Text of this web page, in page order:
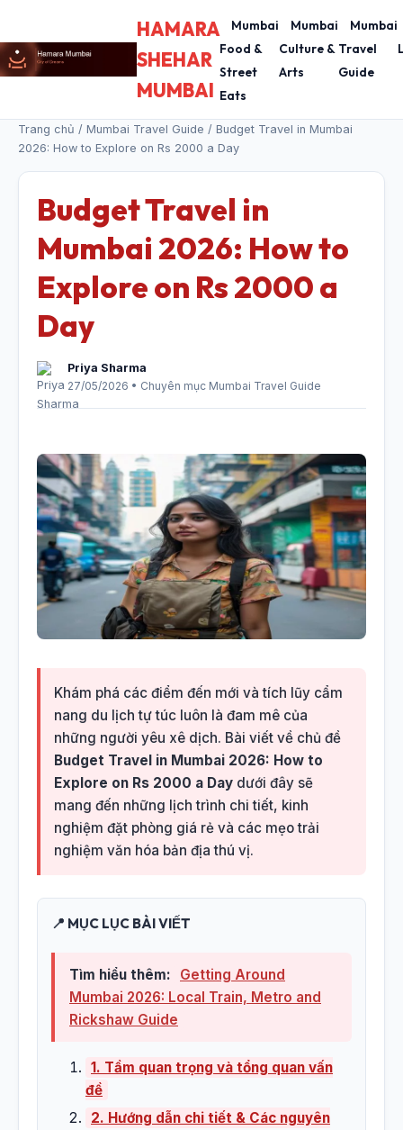
HAMARA
SHEHAR
MUMBAI
Mumbai
Food &
Street
Eats
Mumbai
Culture &
Arts
Mumbai
Travel
Guide
Trang chủ / Mumbai Travel Guide / Budget Travel in Mumbai
2026: How to Explore on Rs 2000 a Day
Budget Travel in
Mumbai 2026: How to
Explore on Rs 2000 a
Day
Priya Sharma
27/05/2026 • Chuyên mục Mumbai Travel Guide
Khám phá các điểm đến mới và tích lũy cẩm
nang du lịch tự túc luôn là đam mê của
những người yêu xê dịch. Bài viết về chủ đề
Budget Travel in Mumbai 2026: How to
Explore on Rs 2000 a Day dưới đây sẽ
mang đến những lịch trình chi tiết, kinh
nghiệm đặt phòng giá rẻ và các mẹo trải
nghiệm văn hóa bản địa thú vị.
📍 MỤC LỤC BÀI VIẾT
Tìm hiểu thêm:
Getting Around
Mumbai 2026: Local Train, Metro and
Rickshaw Guide
1. Tầm quan trọng và tổng quan vấn
đề
2. Hướng dẫn chi tiết & Các nguyên